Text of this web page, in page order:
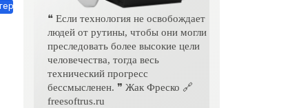
обиход / Недвижимость / Строй материалы / Другие
❝ Если технология не освобождает
людей от рутины, чтобы они могли
преследовать более высокие цели
человечества, тогда весь
технический прогресс
бессмысленен. ❞ Жак Фреско 🔗
freesoftrus.ru